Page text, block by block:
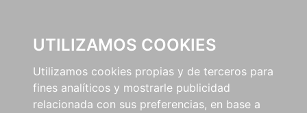
UTILIZAMOS COOKIES
Utilizamos cookies propias y de terceros para
fines analíticos y mostrarle publicidad
relacionada con sus preferencias, en base a